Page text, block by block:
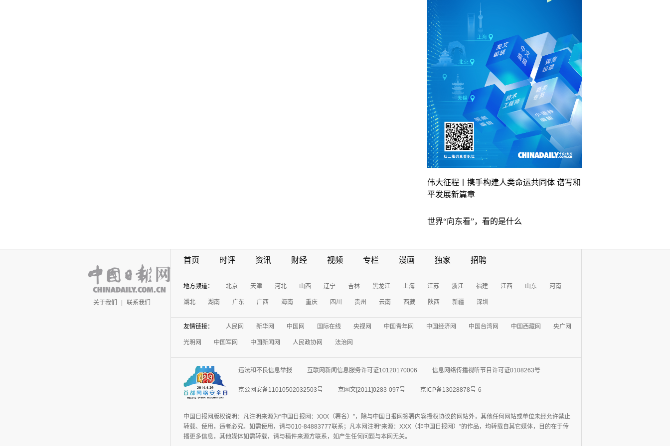
伟大征程丨携手构建人类命运共同体 谱写和
平发展新篇章
世界“向东看”，看的是什么
关于我们 联系我们
首页 时评 资讯 财经 视频 专栏 漫画 独家 招聘
地方频道： 北京 天津 河北 山西 辽宁 吉林 黑龙江 上海 江苏 浙江 福建 江西 山东 河南
湖北 湖南 广东 广西 海南 重庆 四川 贵州 云南 西藏 陕西 新疆 深圳
友情链接： 人民网 新华网 中国网 国际在线 央视网 中国青年网 中国经济网 中国台湾网 中国西藏网 央广网
光明网 中国军网 中国新闻网 人民政协网 法治网
违法和不良信息举报 互联网新闻信息服务许可证10120170006 信息网络传播视听节目许可证0108263号
京公网安备11010502032503号 京网文[2011]0283-097号 京ICP备13028878号-6
中国日报网版权说明：凡注明来源为“中国日报网：XXX（署名）”，除与中国日报网签署内容授权协议的网站外，其他任何网站或单位未经允许禁止
转载、使用，违者必究。如需使用，请与010-84883777联系；凡本网注明“来源：XXX（非中国日报网）”的作品，均转载自其它媒体，目的在于传
播更多信息，其他媒体如需转载，请与稿件来源方联系，如产生任何问题与本网无关。